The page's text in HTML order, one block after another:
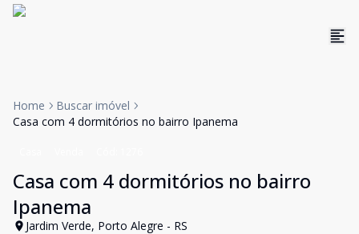
Home
Buscar imóvel
Casa com 4 dormitórios no bairro Ipanema
Casa com 4 dormitórios no bairro
Ipanema
Jardim Verde, Porto Alegre - RS